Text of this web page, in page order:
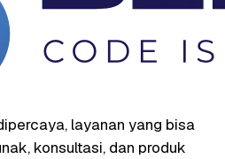
layanan yang bisa
konsultasi, dan produk